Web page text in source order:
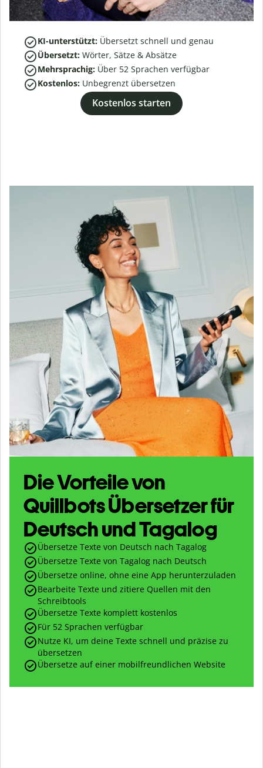
KI-unterstützt: Übersetzt schnell und genau
Übersetzt: Wörter, Sätze & Absätze
Mehrsprachig: Über 52 Sprachen verfügbar
Kostenlos: Unbegrenzt übersetzen
Kostenlos starten
Die Vorteile von
Quillbots Übersetzer für
Deutsch und Tagalog
Übersetze Texte von Deutsch nach Tagalog
Übersetze Texte von Tagalog nach Deutsch
Übersetze online, ohne eine App herunterzuladen
Bearbeite Texte und zitiere Quellen mit den
Schreibtools
Übersetze Texte komplett kostenlos
Für 52 Sprachen verfügbar
Nutze KI, um deine Texte schnell und präzise zu
übersetzen
Übersetze auf einer mobilfreundlichen Website